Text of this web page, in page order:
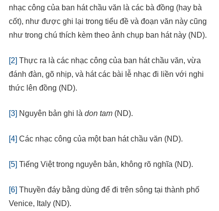
nhạc công của ban hát chầu văn là các bà đồng (hay bà
cốt), như được ghi lại trong tiểu đề và đoạn văn này cũng
như trong chú thích kèm theo ảnh chụp ban hát này (ND).
[2] Thực ra là các nhạc công của ban hát chầu văn, vừa
đánh đàn, gõ nhịp, và hát các bài lễ nhạc đi liền với nghi
thức lên đồng (ND).
[3] Nguyên bản ghi là don tam (ND).
[4] Các nhạc công của một ban hát chầu văn (ND).
[5] Tiếng Việt trong nguyên bản, không rõ nghĩa (ND).
[6] Thuyền đáy bằng dùng để đi trên sông tại thành phố
Venice, Italy (ND).